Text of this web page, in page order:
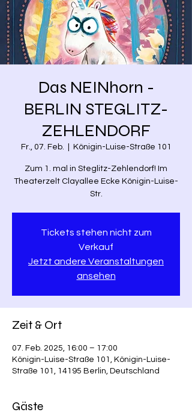
Das NEINhorn -
BERLIN STEGLITZ-
ZEHLENDORF
Fr., 07. Feb. Königin-Luise-Straße 101
Zum 1. mal in Steglitz-Zehlendorf! Im
Theaterzelt Clayallee Ecke Königin-Luise-
Str.
Tickets stehen nicht zum
Verkauf
Jetzt andere Veranstaltungen
ansehen
Zeit & Ort
07. Feb. 2025, 16:00 – 17:00
Königin-Luise-Straße 101, Königin-Luise-
Straße 101, 14195 Berlin, Deutschland
Gäste